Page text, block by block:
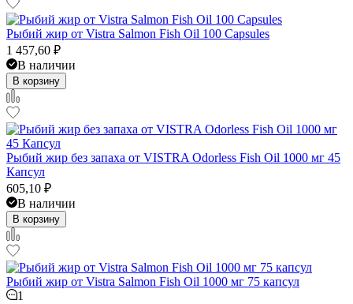
Рыбий жир от Vistra Salmon Fish Oil 100 Capsules
1 457,60 ₽
В наличии
В корзину
Рыбий жир без запаха от VISTRA Odorless Fish Oil 1000 мг 45
Капсул
605,10 ₽
В наличии
В корзину
Рыбий жир от Vistra Salmon Fish Oil 1000 мг 75 капсул
1